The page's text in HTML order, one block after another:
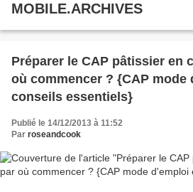
MOBILE.ARCHIVES
Préparer le CAP pâtissier en
où commencer ? {CAP mode
conseils essentiels}
Publié le 14/12/2013 à 11:52
Par roseandcook